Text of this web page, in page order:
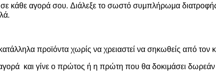
κάθε αγορά σου. Διάλεξε το σωστό συμπλήρωμα διατροφής
προϊόντα χωρίς να χρειαστεί να σηκωθείς από τον
και γίνε ο πρώτος ή η πρώτη που θα δοκιμάσει δωρεάν